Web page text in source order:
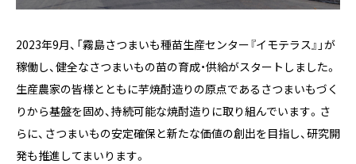
2023年9月、「霧島さつまいも種苗生産センター『イモテラス』」が
稼働し、健全なさつまいもの苗の育成・供給がスタートしました。
生産農家の皆様とともに芋焼酎造りの原点であるさつまいもづく
りから基盤を固め、持続可能な焼酎造りに取り組んでいます。さ
らに、さつまいもの安定確保と新たな価値の創出を目指し、研究開
発も推進してまいります。